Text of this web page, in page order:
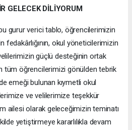
GELECEK DİLİYORUM
gurur verici tablo, öğrencilerimizin
okul yöneticilerimizin
güçlü desteğinin ortak
tüm öğrencilerimizi gönülden tebrik
emeği bulunan kıymetli okul
ve velilerimize teşekkür
ailesi olarak geleceğimizin teminatı
yetiştirmeye kararlılıkla devam